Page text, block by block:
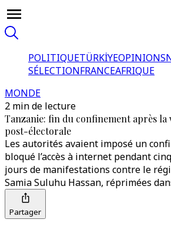
POLITIQUETÜRKİYEOPINIONS
SÉLECTIONFRANCEAFRIQUE
MONDE
2 min de lecture
Tanzanie: fin du confinement après
post-électorale
Les autorités avaient imposé un
bloqué l’accès à internet pendant
jours de manifestations contre le
Samia Suluhu Hassan, réprimées
Partager